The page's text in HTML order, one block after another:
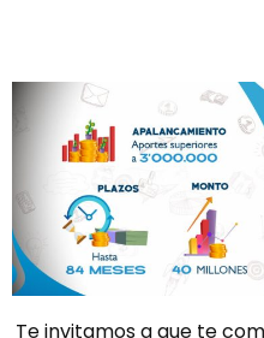
Te invitamos a que te